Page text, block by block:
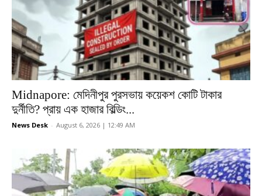
Midnapore: মেদিনীপুর পুরসভায় কয়েকশ কোটি টাকার
দুর্নীতি? প্রায় এক হাজার বিল্ডিং...
News Desk - August 6, 2026 | 12:49 AM